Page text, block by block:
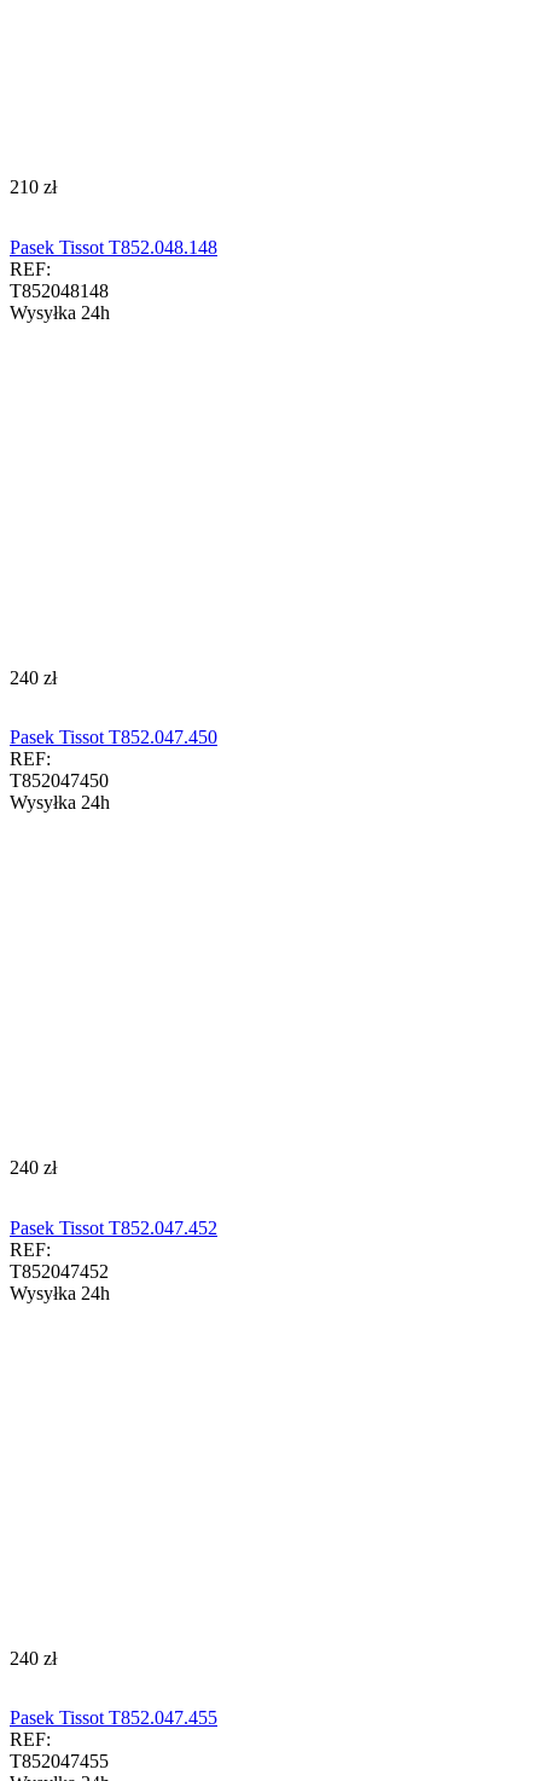
‍210‍ zł
Pasek Tissot T852.048.148
REF:
T852048148
Wysyłka 24h
‍240‍ zł
Pasek Tissot T852.047.450
REF:
T852047450
Wysyłka 24h
‍240‍ zł
Pasek Tissot T852.047.452
REF:
T852047452
Wysyłka 24h
‍240‍ zł
Pasek Tissot T852.047.455
REF:
T852047455